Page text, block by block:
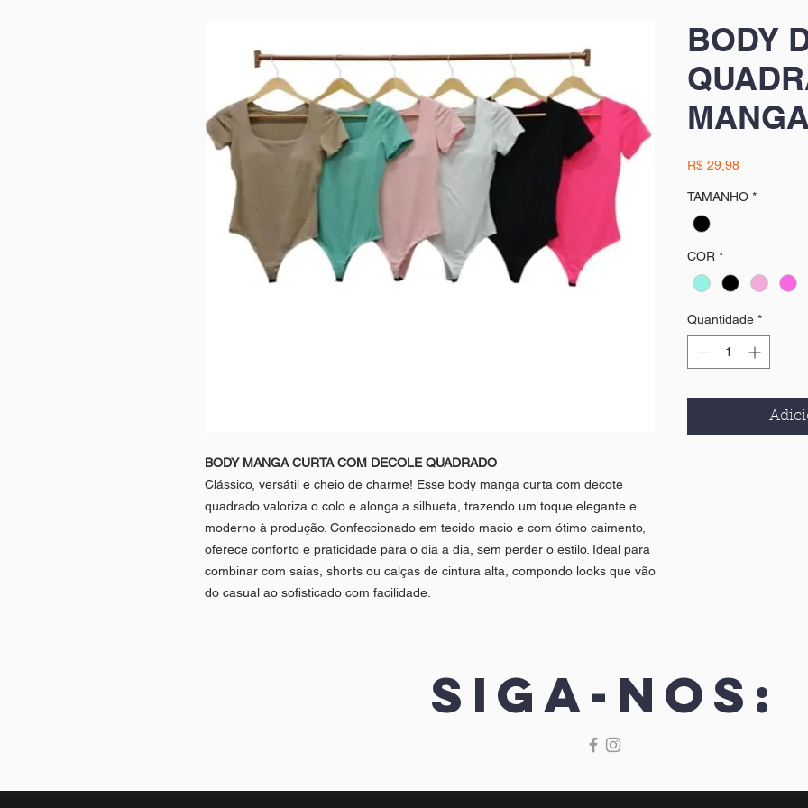
BODY MANGA CURTA COM DECOLE QUADRADO
Clássico, versátil e cheio de charme! Esse body manga curta com decote
quadrado valoriza o colo e alonga a silhueta, trazendo um toque elegante e
moderno à produção. Confeccionado em tecido macio e com ótimo caimento,
oferece conforto e praticidade para o dia a dia, sem perder o estilo. Ideal para
combinar com saias, shorts ou calças de cintura alta, compondo looks que vão
do casual ao sofisticado com facilidade.
BODY
R$ 29,98Preço
TAMANHO *
COR *
Quantidade *
Siga-nos: